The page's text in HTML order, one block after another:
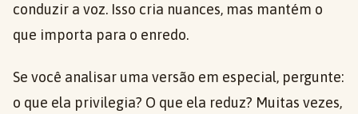
conduzir a voz. Isso cria nuances, mas mantém o
que importa para o enredo.
Se você analisar uma versão em especial, pergunte:
o que ela privilegia? O que ela reduz? Muitas vezes,